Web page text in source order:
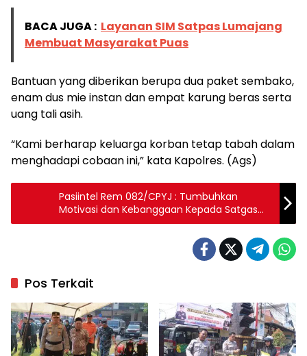
BACA JUGA : Layanan SIM Satpas Lumajang
Membuat Masyarakat Puas
Bantuan yang diberikan berupa dua paket sembako,
enam dus mie instan dan empat karung beras serta
uang tali asih.
“Kami berharap keluarga korban tetap tabah dalam
menghadapi cobaan ini,” kata Kapolres. (Ags)
Pasiintel Rem 082/CPYJ : Tumbuhkan
Motivasi dan Kebanggaan Kepada Satgas
Apter
Pos Terkait